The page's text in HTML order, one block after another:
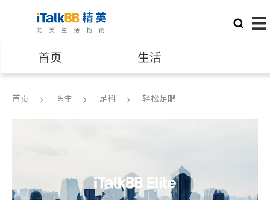
首页 生活
医生 律师
会计师
首页 医生 足科 轻松足吧